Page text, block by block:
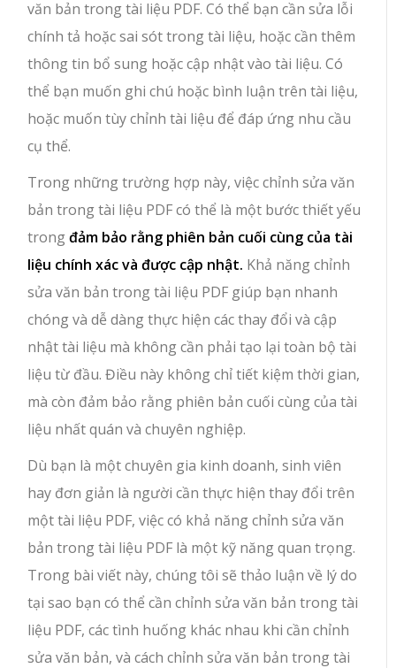
văn bản trong tài liệu PDF. Có thể bạn cần sửa lỗi
chính tả hoặc sai sót trong tài liệu, hoặc cần thêm
thông tin bổ sung hoặc cập nhật vào tài liệu. Có
thể bạn muốn ghi chú hoặc bình luận trên tài liệu,
hoặc muốn tùy chỉnh tài liệu để đáp ứng nhu cầu
cụ thể.
Trong những trường hợp này, việc chỉnh sửa văn
bản trong tài liệu PDF có thể là một bước thiết yếu
trongđảm bảo rằng phiên bản cuối cùng của tài
liệu chính xác và được cập nhật. Khả năng chỉnh
sửa văn bản trong tài liệu PDF giúp bạn nhanh
chóng và dễ dàng thực hiện các thay đổi và cập
nhật tài liệu mà không cần phải tạo lại toàn bộ tài
liệu từ đầu. Điều này không chỉ tiết kiệm thời gian,
mà còn đảm bảo rằng phiên bản cuối cùng của tài
liệu nhất quán và chuyên nghiệp.
Dù bạn là một chuyên gia kinh doanh, sinh viên
hay đơn giản là người cần thực hiện thay đổi trên
một tài liệu PDF, việc có khả năng chỉnh sửa văn
bản trong tài liệu PDF là một kỹ năng quan trọng.
Trong bài viết này, chúng tôi sẽ thảo luận về lý do
tại sao bạn có thể cần chỉnh sửa văn bản trong tài
liệu PDF, các tình huống khác nhau khi cần chỉnh
sửa văn bản, và cách chỉnh sửa văn bản trong tài